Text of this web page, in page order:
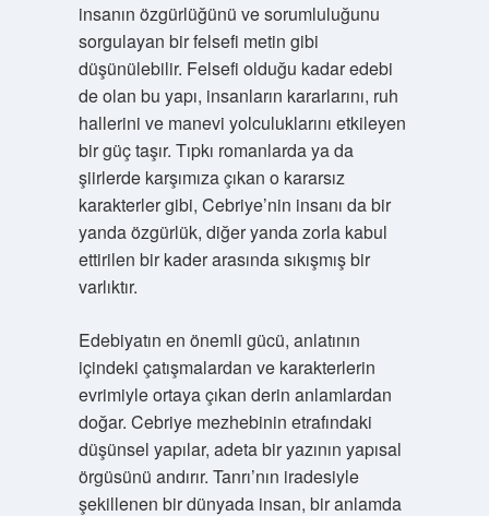
insanın özgürlüğünü ve sorumluluğunu
sorgulayan bir felsefi metin gibi
düşünülebilir. Felsefi olduğu kadar edebi
de olan bu yapı, insanların kararlarını, ruh
hallerini ve manevi yolculuklarını etkileyen
bir güç taşır. Tıpkı romanlarda ya da
şiirlerde karşımıza çıkan o kararsız
karakterler gibi, Cebriye’nin insanı da bir
yanda özgürlük, diğer yanda zorla kabul
ettirilen bir kader arasında sıkışmış bir
varlıktır.
Edebiyatın en önemli gücü, anlatının
içindeki çatışmalardan ve karakterlerin
evrimiyle ortaya çıkan derin anlamlardan
doğar. Cebriye mezhebinin etrafındaki
düşünsel yapılar, adeta bir yazının yapısal
örgüsünü andırır. Tanrı’nın iradesiyle
şekillenen bir dünyada insan, bir anlamda